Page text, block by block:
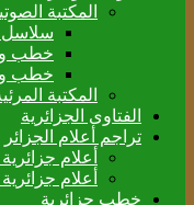
المكتبة
سلاسل
خطب
خطب و
المكتبة
الفتاوى الجزائرية
تراجم أعلام الجزائر
أعلام
أعلام
خطب جزائرية